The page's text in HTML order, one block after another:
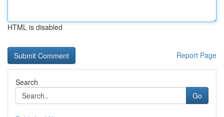
HTML is disabled
Report Page
Search
Go